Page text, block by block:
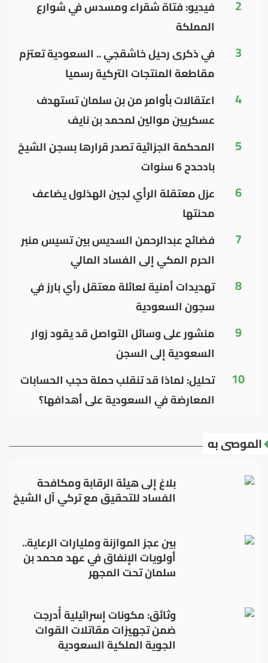
2
فيديو: فتاة شقراء ومسدس في شوارع
المملكة
3
في ذكرى رحيل خاشقجي .. السعودية تعتزم
مقاطعة المنتجات التركية رسميا
4
اعتقالات بأوامر من بن سلمان تستهدف
عسكريين موالين لمحمد بن نايف
5
المحكمة الجزائية تصدر قرارها بسجن الشيخ
بادحدح 6 سنوات
6
عزل معتقلة الرأي لجين الهذلول يضاعف
محنتها
7
فضائح عبدالرحمن السديس بين تسيس منبر
الحرم المكي إلى الفساد المالي
8
تهديدات أمنية لعائلة معتقل رأي بارز في
سجون السعودية
9
منشور على وسائل التواصل قد يقود زوار
السعودية إلى السجن
10
تحليل: لماذا قد تنقلب حملة حجب الحسابات
المعارضة في السعودية على أهدافها؟
الموصى به
بلاغ إلى هيئة الرقابة ومكافحة
الفساد للتحقيق مع تركي آل الشيخ
بين عجز الموازنة ومليارات الرعاية..
أولويات الإنفاق في عهد محمد بن
سلمان تحت المجهر
وثائق: مكونات إسرائيلية أُدرجت
ضمن تجهيزات مقاتلات القوات
الجوية الملكية السعودية